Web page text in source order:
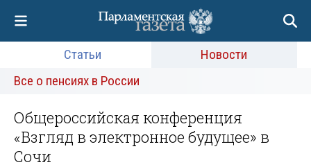
Статьи
Новости
Все о пенсиях в России
Общероссийская конференция
«Взгляд в электронное будущее» в
Сочи